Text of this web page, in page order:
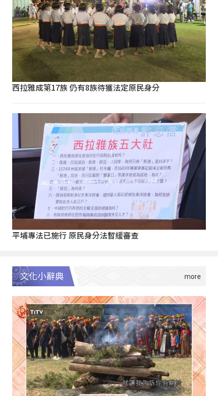
西拉雅成第17族 仍有8族待獲法定原民身分
平埔專法已施行 原民身分法暫緩審查
文化小辭典